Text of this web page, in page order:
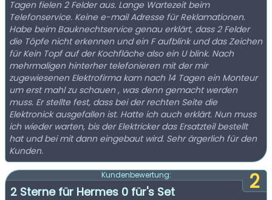
Tagen fielen 2 Felder aus. Lange Wartezeit beim
Telefonservice. Keine e-mail Adresse für Reklamationen.
Habe beim Bauknechtservice genau erklärt, dass 2 Felder
die Töpfe nicht erkennen und ein F aufblink und das Zeichen
für Kein Topf auf der Kochfläche also ein U blink. Nach
mehrmaligen hinterher telefonieren mit der mir
zugewiesenen Elektrofirma kam nach 14 Tagen ein Monteur
um erst mahl zu schauen , was denn gemacht werden
muss. Er stellte fest, dass bei der rechten Seite die
Elektronick ausgefallen ist. Hatte ich auch erklärt. Nun muss
ich wieder warten, bis der Elektricker das Ersatzteil bestellt
hat und bei mit dann eingebaut wird. Sehr ärgerlich für den
Kunden.
2
Kundenbewertung:
2 Sterne für Hermes 0 für's Set